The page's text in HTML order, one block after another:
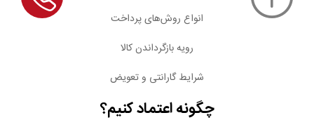
انواع روش‌های پرداخت
رویه بازگرداندن کالا
شرایط گارانتی و تعویض
چگونه اعتماد کنیم؟